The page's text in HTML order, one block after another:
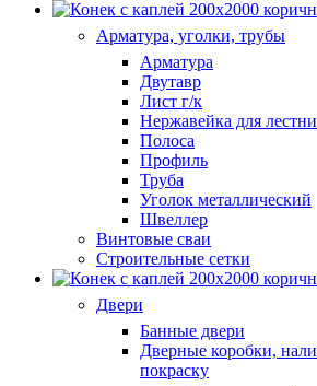
Арматура, уголки, трубы
Арматура
Двутавр
Лист г/к
Нержавейка для
Полоса
Профиль
Труба
Уголок металлический
Швеллер
Винтовые сваи
Строительные сетки
Двери
Банные двери
Дверные коробки,
покраску